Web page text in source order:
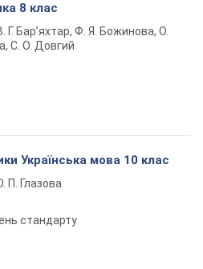
8 клас
Г. Бар’яхтар, Ф. Я. Божинова, О.
С. О. Довгий
Українська мова 10 клас
П. Глазова
стандарту